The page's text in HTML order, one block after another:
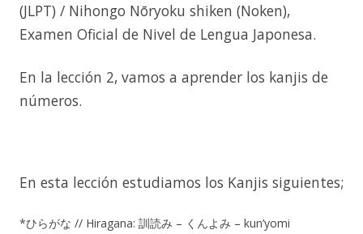
(JLPT) / Nihongo Nōryoku shiken (Noken),
Examen Oficial de Nivel de Lengua Japonesa.
En la lección 2, vamos a aprender los kanjis de
números.
En esta lección estudiamos los Kanjis siguientes;
*ひらがな // Hiragana: 訓読み – くんよみ – kun’yomi